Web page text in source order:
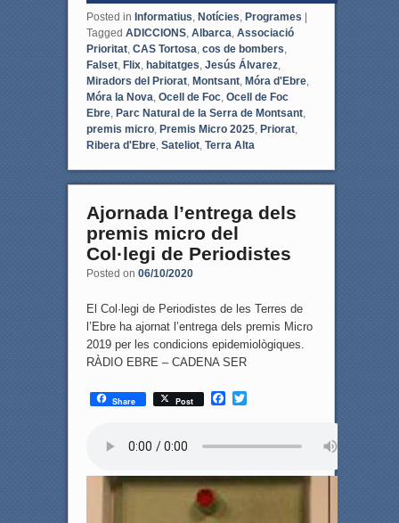
Posted in Informatius Notícies Programes |
Tagged ADICCIONS, Albarca Associació
Prioritat, CAS Tortosa cos de bombers
Falset, Flix, habitatges Jesús Álvarez,
Miradors del Priorat, Montsant, Móra d'Ebre,
Móra la Nova Ocell de Foc, Ocell de Foc
Ebre, Parc Natural de la Serra de Montsant,
premis micro, Premis Micro 2025, Priorat,
Ribera d'Ebre, Sateliot, Terra Alta
Ajornada l’entrega dels
premis micro del
Col·legi de Periodistes
Posted on 06/10/2020
El Col·legi de Periodistes de les Terres de
l’Ebre ha ajornat l’entrega dels premis Micro
2019 per les condicions epidemiològiques.
RÀDIO EBRE – CADENA SER
Share Post
F
o
T
r